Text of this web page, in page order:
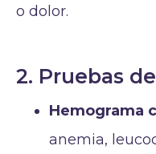
o dolor.
2. Pruebas
Hemograma
anemia,